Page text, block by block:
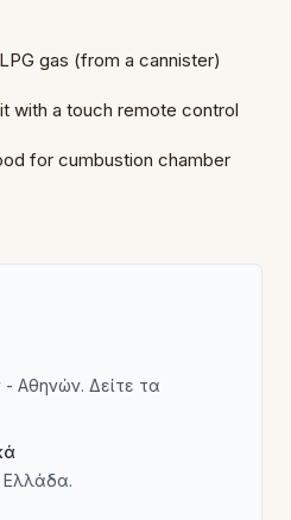
gas (from a cannister)
with a touch remote control
for cumbustion chamber
- Αθηνών. Δείτε τα